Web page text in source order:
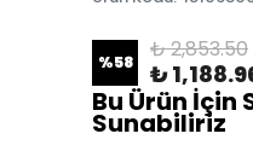
%58 ₺ 2,853.50
₺
Bu Ürün İçin
Sunabiliriz